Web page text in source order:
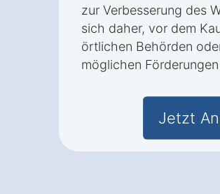
zur Verbesserung des
sich daher, vor dem
örtlichen Behörden
möglichen
Jetzt